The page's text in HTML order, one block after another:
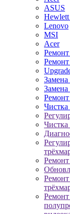
ASUS
Hewlett
Lenovo
MSI
Acer
Ремонт
Замена
Замена
Ремонт
Чистка
Ремонт